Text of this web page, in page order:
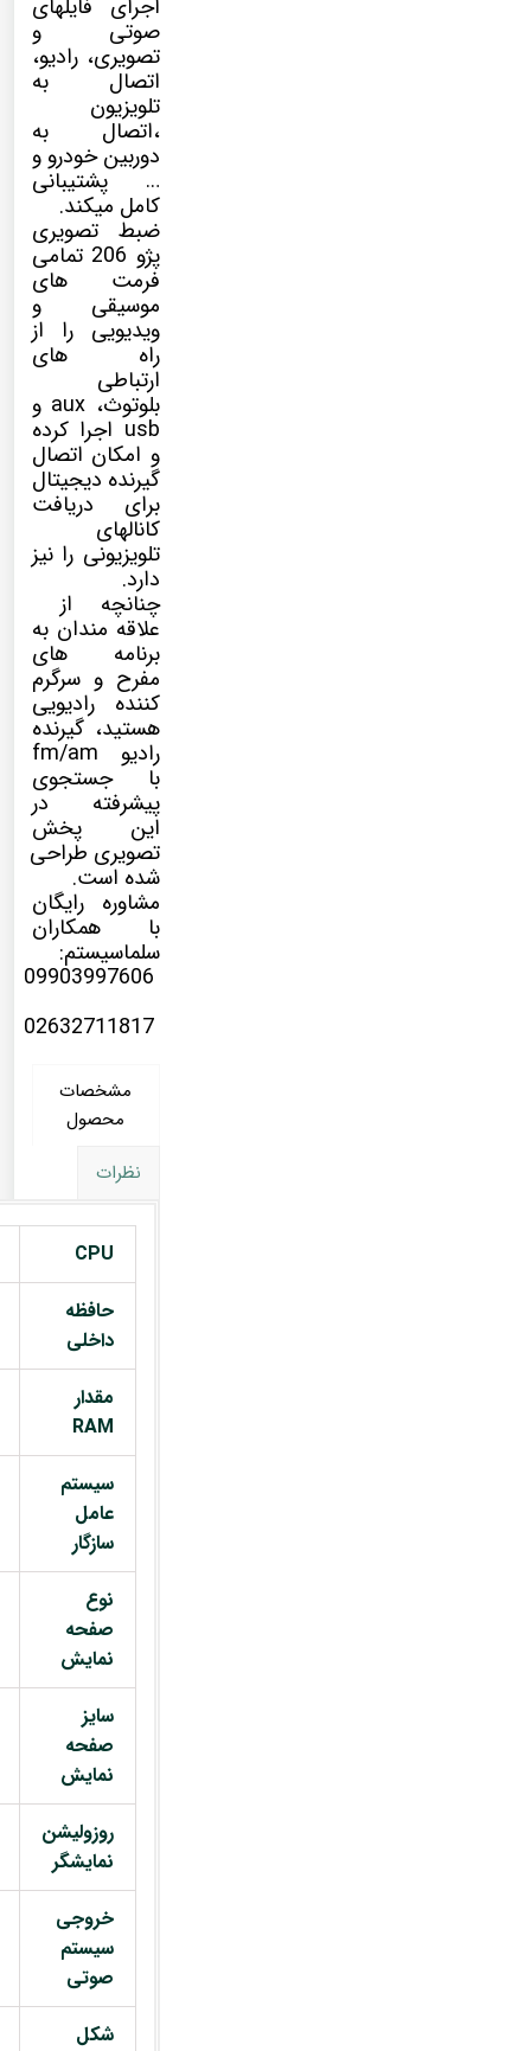
اجرای فایلهای
صوتی و
تصویری، رادیو،
اتصال به
تلویزیون
،اتصال به
دوربین خودرو و
… پشتیبانی
کامل میکند.
ضبط تصویری
پژو 206 تمامی
فرمت های
موسیقی و
ویدیویی را از
راه های
ارتباطی
بلوتوث، aux و
usb اجرا کرده
و امکان اتصال
گیرنده دیجیتال
برای دریافت
کانالهای
تلویزیونی را نیز
دارد.
چنانچه از
علاقه مندان به
برنامه های
مفرح و سرگرم
کننده رادیویی
هستید، گیرنده
رادیو fm/am
با جستجوی
پیشرفته در
این پخش
تصویری طراحی
شده است.
مشاوره رایگان
با همکاران
سلماسیستم:
09903997606
02632711817
مشخصات
محصول
نظرات
CPU
حافظه
داخلی
مقدار
RAM
سیستم
عامل
سازگار
نوع
صفحه
نمایش
سایز
صفحه
نمایش
روزولیشن
نمایشگر
خروجی
سیستم
صوتی
شکل